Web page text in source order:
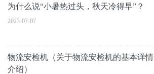
为什么说“小暑热过头，秋天冷得早”？
2023-07-07
物流安检机（关于物流安检机的基本详情
介绍）